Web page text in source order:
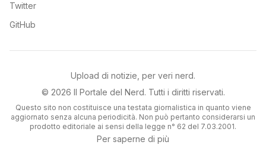
Twitter
GitHub
Upload di notizie, per veri nerd.
© 2026 Il Portale del Nerd. Tutti i diritti riservati.
Questo sito non costituisce una testata giornalistica in quanto viene
aggiornato senza alcuna periodicità. Non può pertanto considerarsi un
prodotto editoriale ai sensi della legge n° 62 del 7.03.2001.
Per saperne di più